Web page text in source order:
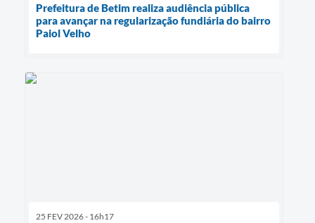
Prefeitura de Betim realiza audiência pública
para avançar na regularização fundiária do bairro
Paiol Velho
25 FEV 2026 - 16h17